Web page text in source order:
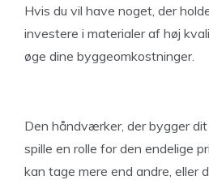
Hvis du vil have noget, der
investere i materialer af høj
øge dine byggeomkostninger.
Den håndværker, der bygger
spille en rolle for den endelige
kan tage mere end andre, eller